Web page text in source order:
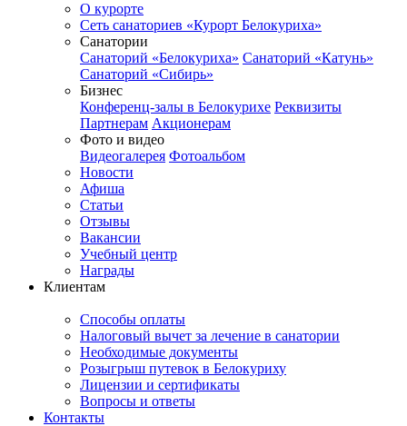
О курорте
Сеть санаториев «Курорт Белокуриха»
Санатории
Санаторий «Белокуриха» Санаторий «Катунь»
Санаторий «Сибирь»
Бизнес
Конференц-залы в Белокурихе Реквизиты
Партнерам Акционерам
Фото и видео
Видеогалерея Фотоальбом
Новости
Афиша
Статьи
Отзывы
Вакансии
Учебный центр
Награды
Клиентам
Способы оплаты
Налоговый вычет за лечение в санатории
Необходимые документы
Розыгрыш путевок в Белокуриху
Лицензии и сертификаты
Вопросы и ответы
Контакты